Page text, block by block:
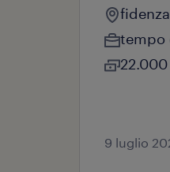
tempo
9 luglio